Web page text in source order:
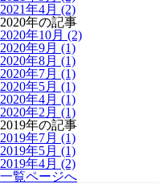
2021年4月 (2)
2020年の記事
2020年10月 (2)
2020年9月 (1)
2020年8月 (1)
2020年7月 (1)
2020年5月 (1)
2020年4月 (1)
2020年2月 (1)
2019年の記事
2019年7月 (1)
2019年5月 (1)
2019年4月 (2)
一覧ページへ